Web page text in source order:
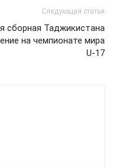
Следующая статья
сборная Таджикистана
на чемпионате мира
U-17